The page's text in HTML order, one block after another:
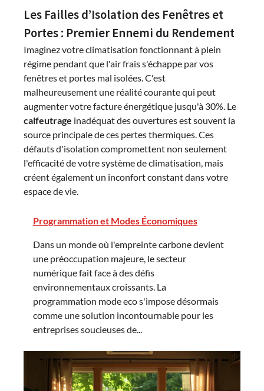
Les Failles d’Isolation des Fenêtres et
Portes : Premier Ennemi du Rendement
Imaginez votre climatisation fonctionnant à plein
régime pendant que l'air frais s'échappe par vos
fenêtres et portes mal isolées. C'est
malheureusement une réalité courante qui peut
augmenter votre facture énergétique jusqu'à 30%. Le
calfeutrage inadéquat des ouvertures est souvent la
source principale de ces pertes thermiques. Ces
défauts d'isolation compromettent non seulement
l'efficacité de votre système de climatisation, mais
créent également un inconfort constant dans votre
espace de vie.
Programmation et Modes Économiques
Dans un monde où l'empreinte carbone devient
une préoccupation majeure, le secteur
numérique fait face à des défis
environnementaux croissants. La
programmation mode eco s'impose désormais
comme une solution incontournable pour les
entreprises soucieuses de...